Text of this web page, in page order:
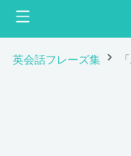
英会話フレーズ集